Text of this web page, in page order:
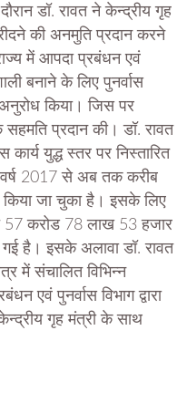
डॉ. रावत ने केन्द्रीय गृह
की अनमुति प्रदान करने
में आपदा प्रबंधन एवं
बनाने के लिए पुनर्वास
किया। जिस पर
सहमति प्रदान की। डॉ. रावत
कार्य युद्ध स्तर पर निस्तारित
2017 से अब तक करीब
किया जा चुका है। इसके लिए
57 करोड 78 लाख 53 हजार
है। इसके अलावा डॉ. रावत
में संचालित विभिन्न
एवं पुनर्वास विभाग द्वारा
गृह मंत्री के साथ